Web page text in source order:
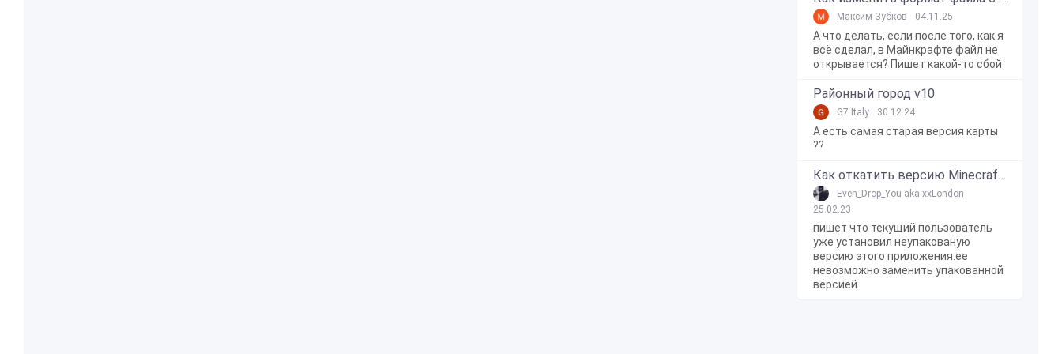
Максим Зубков 04.11.25
А что делать, если после того, как я
всё сделал, в Майнкрафте файл не
открывается? Пишет какой-то сбой
Районный город v10
G7 Italy 30.12.24
А есть самая старая версия карты
??
Как откатить версию Minecraft Bedrock Edition на Windows 10?
Even_Drop_You aka xxLondon
25.02.23
пишет что текущий пользователь
уже установил неупакованую
версию этого приложения.ее
невозможно заменить упакованной
версией